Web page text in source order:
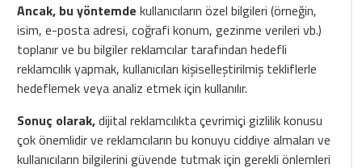
Ancak, bu yöntemdekullanıcıların özel bilgileri (örneğin,
isim, e-posta adresi, coğrafi konum, gezinme verileri vb.)
toplanır ve bu bilgiler reklamcılar tarafından hedefli
reklamcılık yapmak, kullanıcıları kişiselleştirilmiş tekliflerle
hedeflemek veya analiz etmek için kullanılır.
Sonuç olarak,dijital reklamcılıkta çevrimiçi gizlilik konusu
çok önemlidir ve reklamcıların bu konuyu ciddiye almaları ve
kullanıcıların bilgilerini güvende tutmak için gerekli önlemleri